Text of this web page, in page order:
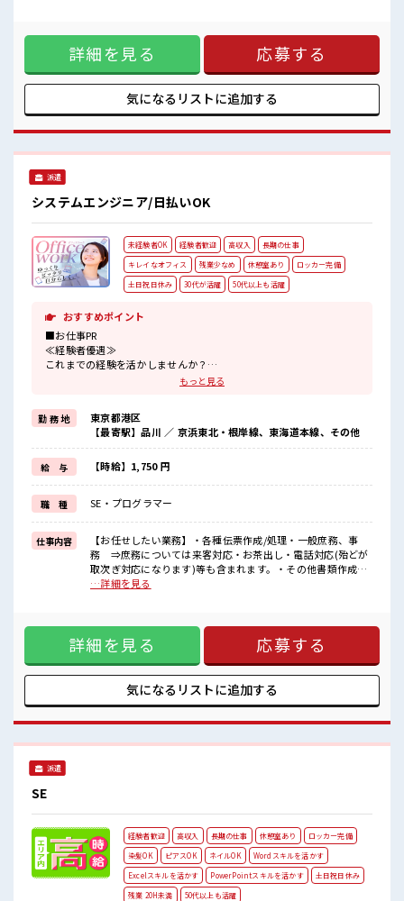
の残業で収入アップ≫ 残業は月20時間未満で、 ほどよく稼げ
ます♪ ≪週休2日制≫ 週末は家族や友人と一緒にプライベー
ト満喫！ ≪自分に向いている仕事が探せる≫ 困った事などが
あれば、 担当がしっかりサポートします！ ■職場の雰囲気 休
憩室でホッと一息リフレッシュ！ ロッカーあり！ 安心してお
仕事に集中♪ ホドよく残業があるのでホドよく働きたい方に
詳細を見る 応募する
気になるリストに追加する
派遣
システムエンジニア/日払いOK
未経験者OK 経験者歓迎 高収入
長期の仕事
キレイなオフィス
残業少なめ 休憩室あり
ロッカー完備
土日祝日休み
30代が活躍 50代以上も活躍
おすすめポイント
■お仕事PR
≪経験者優遇≫
これまでの経験を活かしませんか？
≪無理なく働ける≫
場合によってはお願いすることもありますが、
残業はほとんどナシ！
≪週休2日制≫
週末は家族や友人と一緒にプライベート満喫！
≪様々なお仕事をご提案≫
一人で悩まず気軽に相談できる、
派遣のお仕事です！
■職場の雰囲気
しっかり休める休憩室あり！
オンオフの切替もできちゃう！
持ち物が多いあなたにもぴったり☆
プライベートも謳歌できる☆
もっと見る
勤 務 地
東京都港区
【最寄駅】品川 ／ 京浜東北・根岸線、東海道本線、その他
給 与 【時給】1,750 円
職 種 SE・プログラマー
仕事内容
【お任せしたい業務】・各種伝票作成/処理・一般庶務、事
務 ⇒庶務については来客対応・お茶出し・電話対応(殆どが
取次ぎ対応になります)等も含まれます。・その他書類作成、
整理等※はじめて行う業務はお教えしますのでご安心くださ
いう方もOK！ ≪無理なく働ける≫ 場合によってはお願いす
ることもありますが、 残業はほとんどナシ！ ≪週休2日制≫
週末は家族や友人と一緒にプライベート満喫！ ≪様々なお仕
事をご提案≫ 一人で悩まず気軽に相談できる、 派遣のお仕事
の切替もできちゃう！ 持ち物が多いあなたにもぴったり☆ ロ
できる☆
…詳細を見る
詳細を見る 応募する
気になるリストに追加する
派遣
SE
経験者歓迎 高収入 長期の仕事 休憩室あり
ロッカー完備
染髪OK
ピアスOK ネイルOK
Wordスキルを活かす
Excelスキルを活かす
PowerPointスキルを活かす
土日祝日休み
残業 20H未満
50代以上も活躍